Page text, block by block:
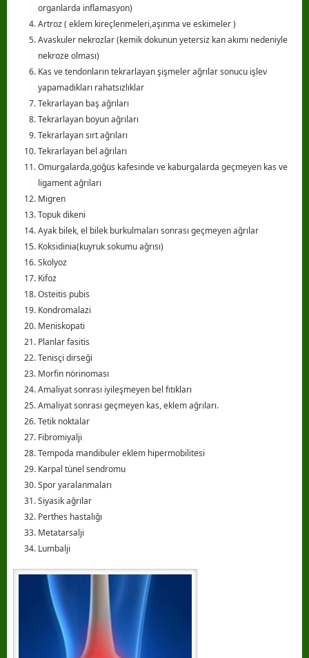
organlarda inflamasyon)
Artroz ( eklem kireçlenmeleri,aşınma ve eskimeler )
Avaskuler nekrozlar (kemik dokunun yetersiz kan akımı nedeniyle
nekroze olması)
Kas ve tendonların tekrarlayan şişmeler ağrılar sonucu işlev
yapamadıkları rahatsızlıklar
Tekrarlayan baş ağrıları
Tekrarlayan boyun ağrıları
Tekrarlayan sırt ağrıları
Tekrarlayan bel ağrıları
Omurgalarda,göğüs kafesinde ve kaburgalarda geçmeyen kas ve
ligament ağrıları
Migren
Topuk dikeni
Ayak bilek, el bilek burkulmaları sonrası geçmeyen ağrılar
Koksidinia(kuyruk sokumu ağrısı)
Skolyoz
Kifoz
Osteitis pubis
Kondromalazi
Meniskopati
Planlar fasitis
Tenisçi dirseği
Morfin nörinoması
Amaliyat sonrası iyileşmeyen bel fıtıkları
Amaliyat sonrası geçmeyen kas, eklem ağrıları.
Tetik noktalar
Fibromiyalji
Tempoda mandibuler eklem hipermobilitesi
Karpal tünel sendromu
Spor yaralanmaları
Siyasik ağrılar
Perthes hastalığı
Metatarsalji
Lumbalji